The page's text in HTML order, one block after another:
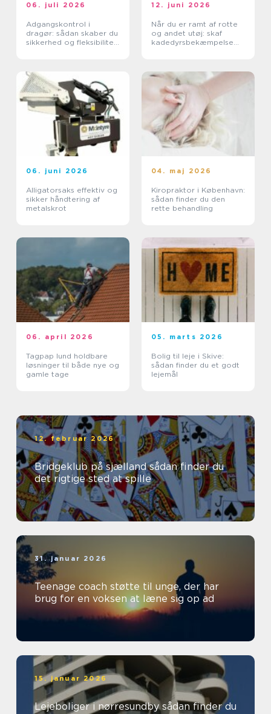
06. juli 2026
Adgangskontrol i
dragør: sådan skaber du
sikkerhed og fleksibilitet
12. juni 2026
Når du er ramt af rotte
og andet utøj: skaf
kadedyrsbekæmpelse
06. juni 2026
Alligatorsaks effektiv og
sikker håndtering af
metalskrot
04. maj 2026
Kiropraktor i København:
sådan finder du den
rette behandling
06. april 2026
Tagpap lund holdbare
løsninger til både nye og
gamle tage
05. marts 2026
Bolig til leje i Skive:
sådan finder du et godt
lejemål
12. februar 2026
Bridgeklub på sjælland sådan finder du
det rigtige sted at spille
31. januar 2026
Teenage coach støtte til unge, der har
brug for en voksen at læne sig op ad
15. januar 2026
Lejeboliger i nørresundby sådan finder du